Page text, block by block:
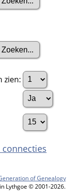
zien:
of Genealogy
Lythgoe © 2001-2026.